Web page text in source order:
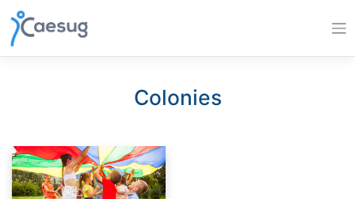
content
Colonies